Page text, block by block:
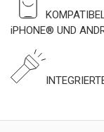
iPHONE® UND